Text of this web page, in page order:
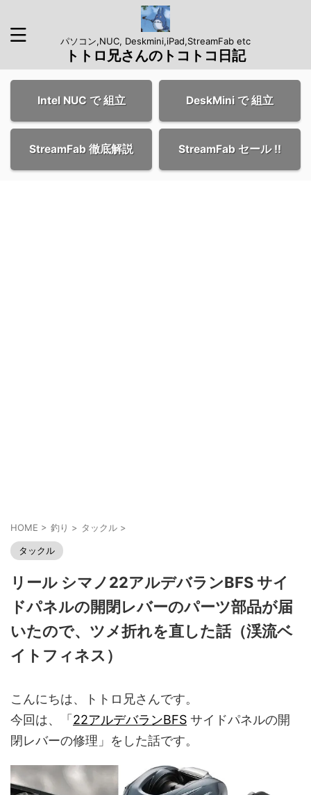
パソコン,NUC, Deskmini,iPad,StreamFab etc
トトロ兄さんのトコトコ日記
Intel NUC で 組立 DeskMini で 組立
StreamFab 徹底解説 StreamFab セール !!
HOME > 釣り > タックル >
タックル
リール シマノ22アルデバランBFS サイ
ドパネルの開閉レバーのパーツ部品が届
いたので、ツメ折れを直した話（渓流ベ
イトフィネス）
こんにちは、トトロ兄さんです。
今回は、「 22アルデバランBFS サイドパネルの開
閉レバーの修理」をした話です。